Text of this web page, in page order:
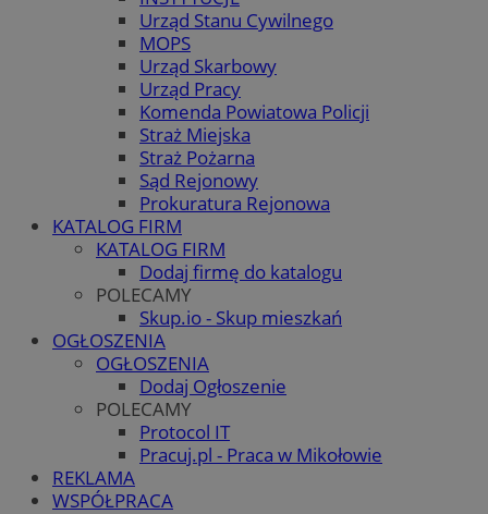
Urząd Stanu Cywilnego
MOPS
Urząd Skarbowy
Urząd Pracy
Komenda Powiatowa Policji
Straż Miejska
Straż Pożarna
Sąd Rejonowy
Prokuratura Rejonowa
KATALOG FIRM
KATALOG FIRM
Dodaj firmę do katalogu
POLECAMY
Skup.io - Skup mieszkań
OGŁOSZENIA
OGŁOSZENIA
Dodaj Ogłoszenie
POLECAMY
Protocol IT
Pracuj.pl - Praca w Mikołowie
REKLAMA
WSPÓŁPRACA